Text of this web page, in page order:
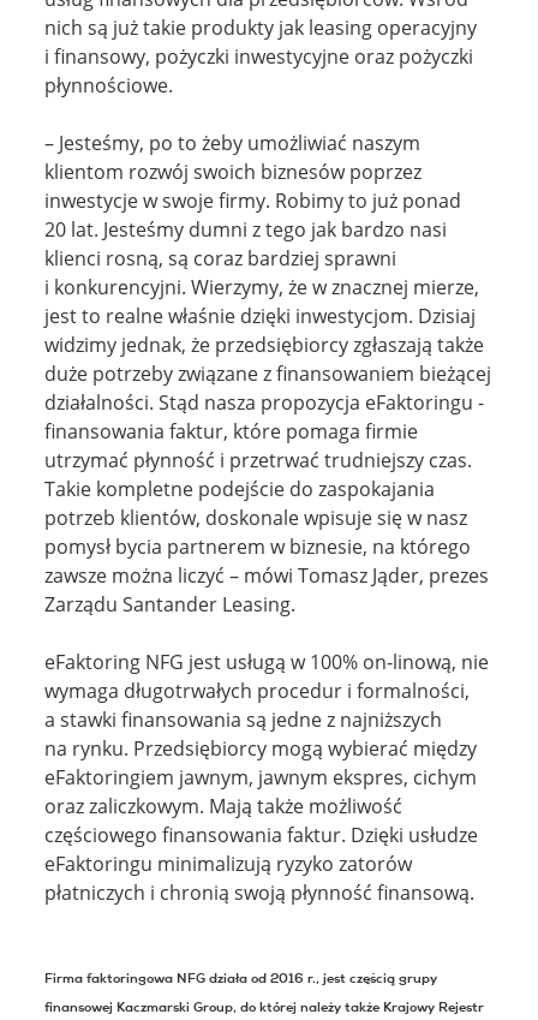
nich są już takie produkty jak leasing operacyjny
i finansowy, pożyczki inwestycyjne oraz pożyczki
płynnościowe.
– Jesteśmy, po to żeby umożliwiać naszym
klientom rozwój swoich biznesów poprzez
inwestycje w swoje firmy. Robimy to już ponad
20 lat. Jesteśmy dumni z tego jak bardzo nasi
klienci rosną, są coraz bardziej sprawni
i konkurencyjni. Wierzymy, że w znacznej mierze,
jest to realne właśnie dzięki inwestycjom. Dzisiaj
widzimy jednak, że przedsiębiorcy zgłaszają także
duże potrzeby związane z finansowaniem bieżącej
działalności. Stąd nasza propozycja eFaktoringu -
finansowania faktur, które pomaga firmie
utrzymać płynność i przetrwać trudniejszy czas.
Takie kompletne podejście do zaspokajania
potrzeb klientów, doskonale wpisuje się w nasz
pomysł bycia partnerem w biznesie, na którego
zawsze można liczyć – mówi Tomasz Jąder, prezes
Zarządu Santander Leasing.
eFaktoring NFG jest usługą w 100% on-linową, nie
wymaga długotrwałych procedur i formalności,
a stawki finansowania są jedne z najniższych
na rynku. Przedsiębiorcy mogą wybierać między
eFaktoringiem jawnym, jawnym ekspres, cichym
oraz zaliczkowym. Mają także możliwość
częściowego finansowania faktur. Dzięki usłudze
eFaktoringu minimalizują ryzyko zatorów
płatniczych i chronią swoją płynność finansową.
Firma faktoringowa NFG działa od 2016 r., jest częścią grupy
finansowej Kaczmarski Group, do której należy także Krajowy Rejestr